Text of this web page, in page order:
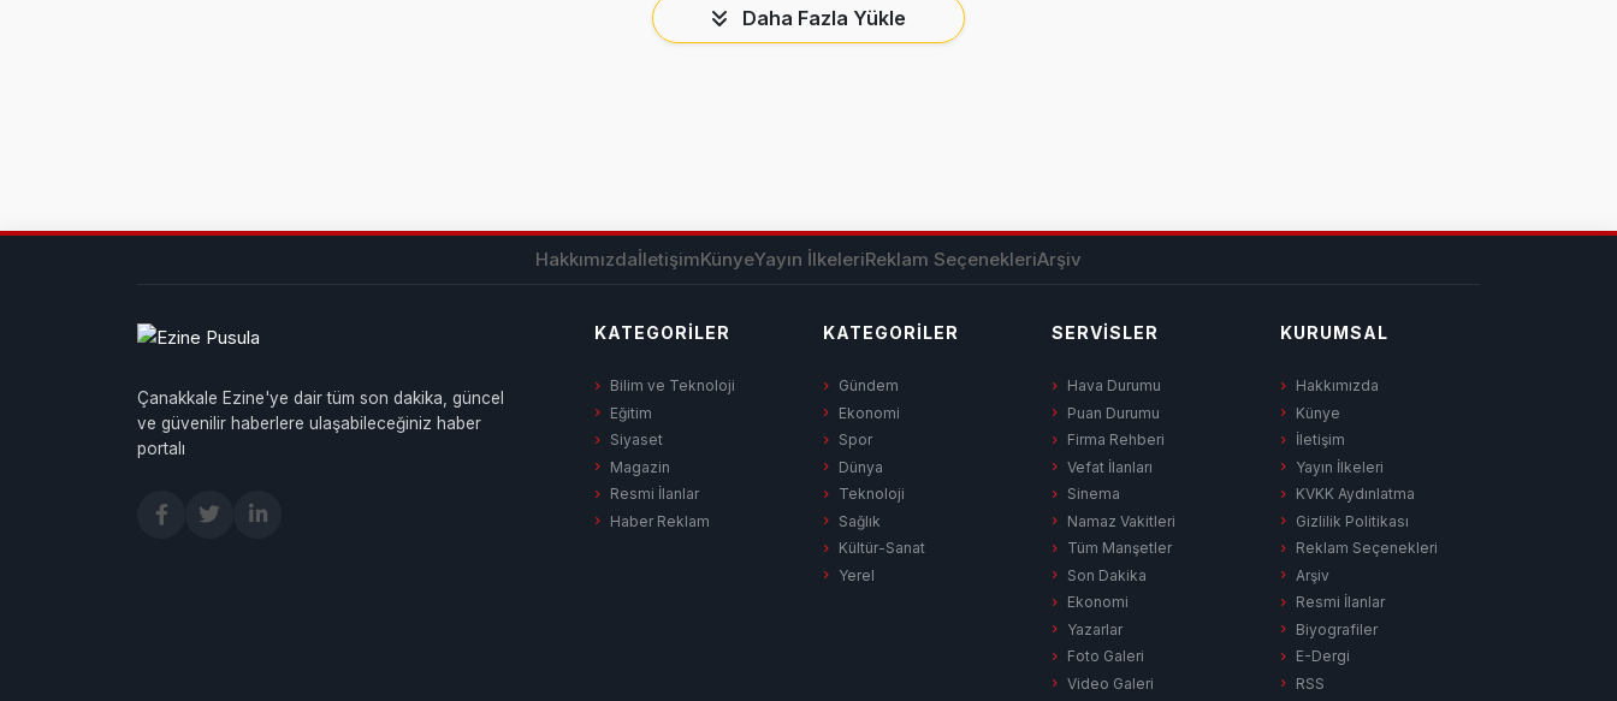
Daha Fazla Yükle
HakkımızdaİletişimKünyeYayın İlkeleriReklam SeçenekleriArşiv
Çanakkale Ezine'ye dair tüm son dakika, güncel
ve güvenilir haberlere ulaşabileceğiniz haber
portalı
KATEGORILER
Bilim ve Teknoloji
Eğitim
Siyaset
Magazin
Resmi İlanlar
Haber Reklam
KATEGORILER
Gündem
Ekonomi
Spor
Dünya
Teknoloji
Sağlık
Kültür-Sanat
Yerel
SERVISLER
Hava Durumu
Puan Durumu
Firma Rehberi
Vefat İlanları
Sinema
Namaz Vakitleri
Tüm Manşetler
Son Dakika
Ekonomi
Yazarlar
Foto Galeri
Video Galeri
KURUMSAL
Hakkımızda
Künye
İletişim
Yayın İlkeleri
KVKK Aydınlatma
Gizlilik Politikası
Reklam Seçenekleri
Arşiv
Resmi İlanlar
Biyografiler
E-Dergi
RSS